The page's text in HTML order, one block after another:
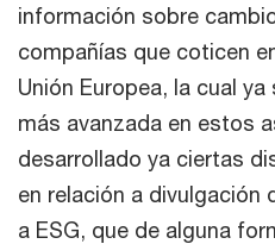
información sobre
compañías que coticen
Unión Europea, la cual
más avanzada en estos
desarrollado ya ciertas
en relación a divulgación
a ESG, que de alguna